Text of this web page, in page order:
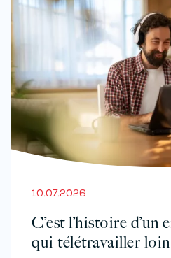
10.07.2026
C’est l’histoire
qui télétravailler